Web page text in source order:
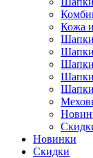
Кожа
Шапки
Шапки
Шапки
Шапки
Новинки
Скидки